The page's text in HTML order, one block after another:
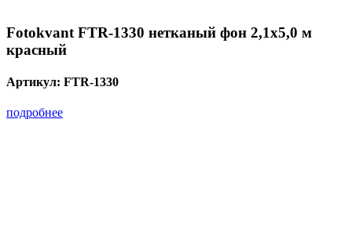
Fotokvant FTR-1330 нетканый фон 2,1x5,0 м
красный
Артикул: FTR-1330
подробнее